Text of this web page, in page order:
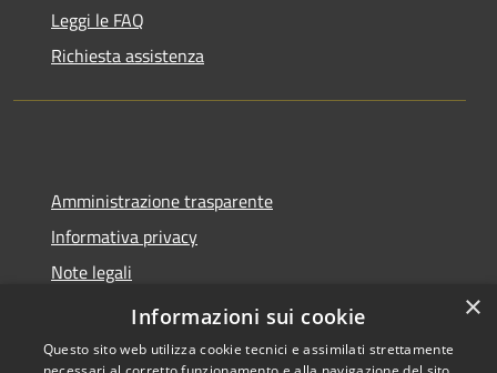
Leggi le FAQ
Richiesta assistenza
Amministrazione trasparente
Informativa privacy
Note legali
Dichiarazione di accessibilità
×
Informazioni sui cookie
Questo sito web utilizza cookie tecnici e assimilati strettamente